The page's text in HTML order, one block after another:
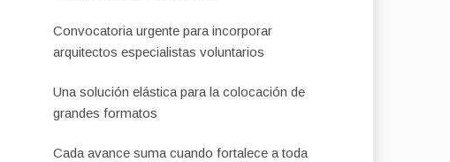
Convocatoria urgente para incorporar
arquitectos especialistas voluntarios
Una solución elástica para la colocación de
grandes formatos
Cada avance suma cuando fortalece a toda